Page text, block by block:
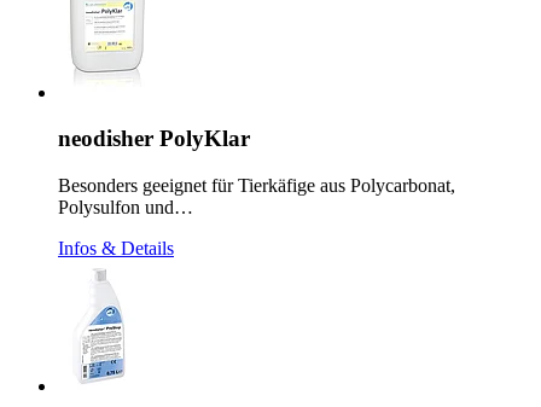
neodisher PolyKlar
Besonders geeignet für Tierkäfige aus Polycarbonat,
Polysulfon und…
Infos & Details